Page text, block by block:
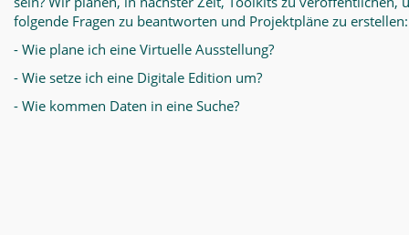
folgende Fragen zu beantworten und Projektpläne zu erstellen:
- Wie plane ich eine Virtuelle Ausstellung?
- Wie setze ich eine Digitale Edition um?
- Wie kommen Daten in eine Suche?